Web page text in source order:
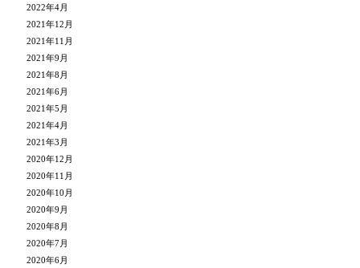
2022年4月
2021年12月
2021年11月
2021年9月
2021年8月
2021年6月
2021年5月
2021年4月
2021年3月
2020年12月
2020年11月
2020年10月
2020年9月
2020年8月
2020年7月
2020年6月